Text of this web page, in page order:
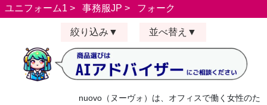
ユニフォーム1 > 事務服JP > フォーク
絞り込み 並べ替え
​nuovo（ヌーヴォ）は、オフィスで働く女性のた